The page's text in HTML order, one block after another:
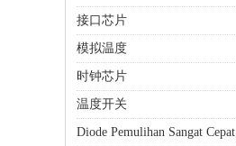
接口芯片
模拟温度
时钟芯片
温度开关
Diode Pemulihan Sangat Cepat